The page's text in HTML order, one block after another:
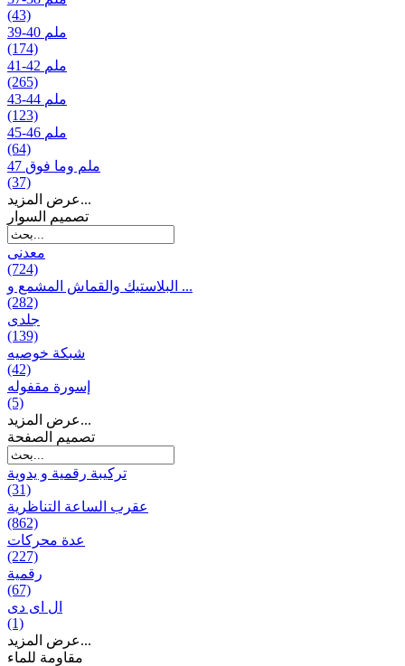
(43)
39-40 ملم
(174)
41-42 ملم
(265)
43-44 ملم
(123)
45-46 ملم
(64)
47 ملم وما فوق
(37)
عرض المزيد...
تصمیم السوار
معدنی
(724)
البلاستيك والقماش المشمع و ...
(282)
جلدی
(139)
شبكة خوصیه
(42)
إسورة مقفوله
(5)
عرض المزيد...
تصميم الصفحة
تركيبة رقمية و يدوية
(31)
عقرب الساعة التناظرية
(862)
عدة محركات
(227)
رقمية
(67)
ال ای دی
(1)
عرض المزيد...
مقاومة للماء